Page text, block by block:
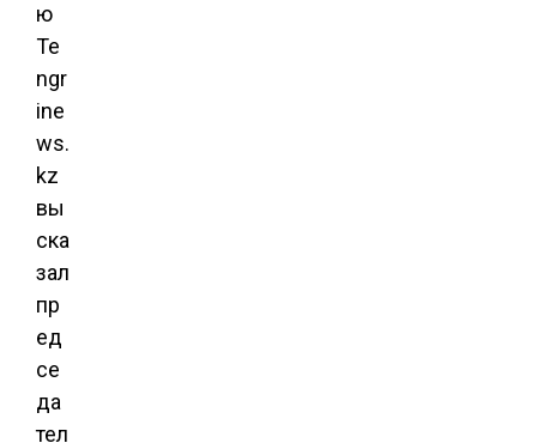
ю
Te
ngr
ine
ws.
kz
вы
ска
зал
пр
ед
се
да
тел